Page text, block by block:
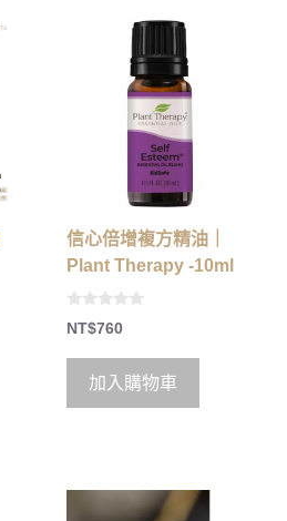
信心倍增複方精油｜
Plant Therapy -10ml
0
o
t
5
NT$760
加入購物車